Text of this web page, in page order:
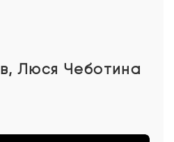
Люся Чеботина